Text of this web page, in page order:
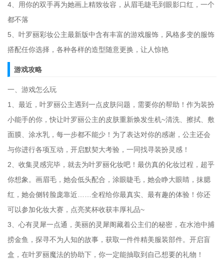
4、用你的双手再为她画上精致妆容，从眉毛睫毛到眼影口红，一个
都不落
5、叶罗丽彩妆公主最新版中含有丰富的游戏服饰，风格多变的服饰
搭配任你选择，各种各样的造型随意更换，让人惊艳
游戏攻略
一、游戏怎么玩
1、最近，叶罗丽公主遇到一点皮肤问题，需要你的帮助！作为装扮
小能手的你，快让叶罗丽公主的皮肤重新焕发生机~清洗、擦拭、敷
面膜、涂水乳，每一步都不能少！为了表达对你的感谢，公主还会
与你进行各项互动，开启默契大考验，一同找寻装扮灵感！
2、收集灵感完毕，就去为叶罗丽化妆吧！最仿真的化妆过程，超乎
你想象。画眉毛，她会低头配合，涂眼睫毛，她会睁大眼睛，抹腮
红，她会侧转脸庞靠近……全程给你最真实、最有趣的体验！你还
可以参加化妆大赛，点亮奖杯收获丰厚礼品~
3、心有灵犀一点通，美丽的灵犀阁藏着公主们的秘密，在水池中捕
捞金鱼，探寻不为人知的故事，获取一件件精美服装部件。开启盲
盒，在叶罗丽魔法的协助下，你一定能抽取到自己想要的礼物！